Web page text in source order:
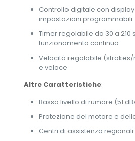
Controllo digitale con display
impostazioni programmabili
Timer regolabile da 30 a 210
funzionamento continuo
Velocità regolabile
e veloce
Altre Caratteristiche:
Basso livello di rumore (51
Protezione del motore e
Centri di assistenza